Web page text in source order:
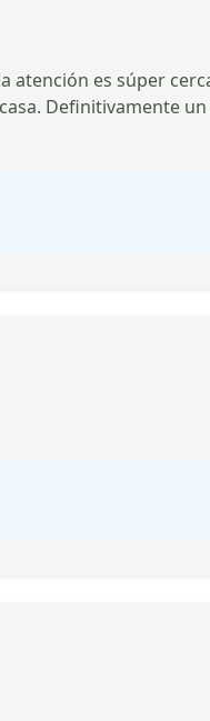
atención es súper
Definitivamente